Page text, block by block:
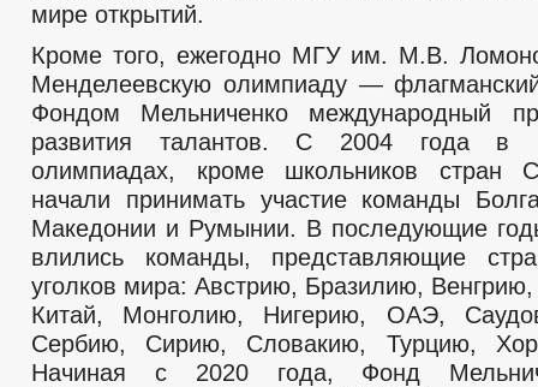
мире открытий.
Кроме того, ежегодно МГУ им. М.В.
Менделеевскую олимпиаду —
Фондом Мельниченко международный
развития талантов. С 2004 года в
олимпиадах, кроме школьников стран
начали принимать участие команды
Македонии и Румынии. В последующие
влились команды, представляющие
уголков мира: Австрию, Бразилию,
Китай, Монголию, Нигерию, ОАЭ,
Сербию, Сирию, Словакию, Турцию,
Начиная с 2020 года, Фонд